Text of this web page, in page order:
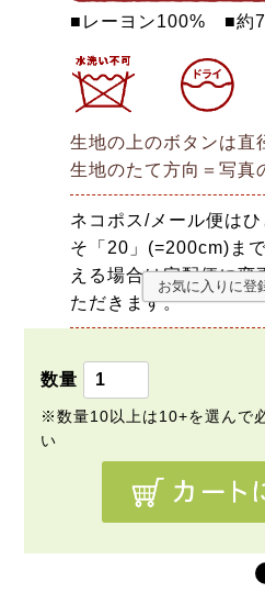
■レーヨン100% ■約
生地の上のボタンは直
生地のたて方向＝写真
ネコポス/メール便は
そ「20」(=200cm)ま
える場合は宅配便に変
ただきます。
お気に入りに登